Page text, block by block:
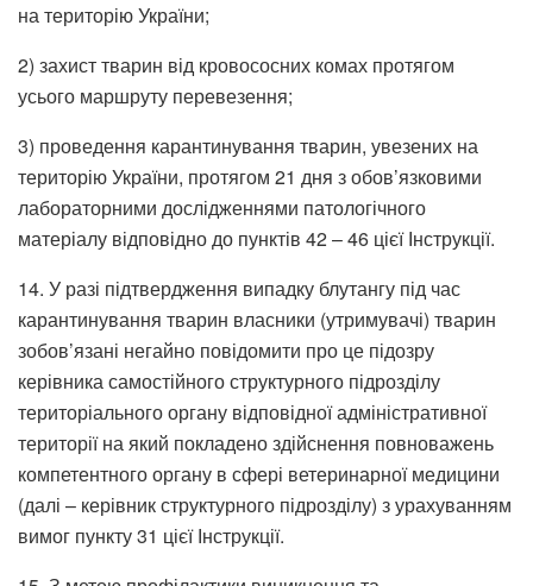
на територію України;
2) захист тварин від кровососних комах протягом
усього маршруту перевезення;
3) проведення карантинування тварин, увезених на
територію України, протягом 21 дня з обов’язковими
лабораторними дослідженнями патологічного
матеріалу відповідно до пунктів 42 – 46 цієї Інструкції.
14. У разі підтвердження випадку блутангу під час
карантинування тварин власники (утримувачі) тварин
зобов’язані негайно повідомити про це підозру
керівника самостійного структурного підрозділу
територіального органу відповідної адміністративної
території на який покладено здійснення повноважень
компетентного органу в сфері ветеринарної медицини
(далі – керівник структурного підрозділу) з урахуванням
вимог пункту 31 цієї Інструкції.